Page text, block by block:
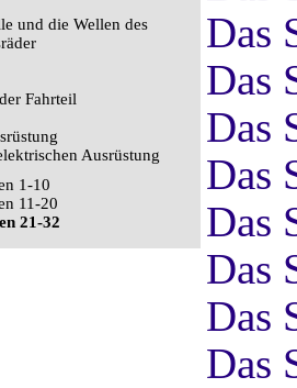
und die Wellen des
Fahrteil
Ausrüstung
1-10
11-20
21-32
Das
Das
Das
Das
Das
Das
Das
Das